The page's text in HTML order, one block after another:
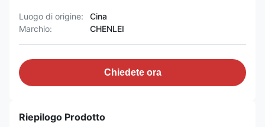
Luogo di origine:
Cina
Marchio:
CHENLEI
Chiedete ora
Riepilogo Prodotto